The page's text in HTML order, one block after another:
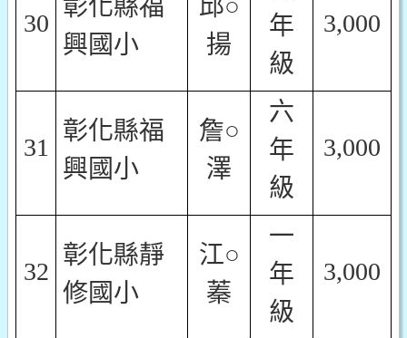
30
彰化縣福
興國小
邱○
揚
年
級
3,000
31
彰化縣福
興國小
詹○
澤
六
年
級
3,000
32
彰化縣靜
修國小
江○
蓁
一
年
級
3,000